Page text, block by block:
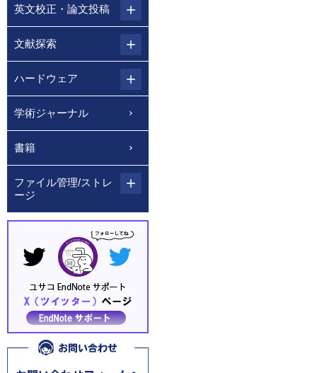
英文校正・論文投稿
文献探索
ハードウェア
学術ジャーナル
書籍
ファイル管理/ストレ
ージ